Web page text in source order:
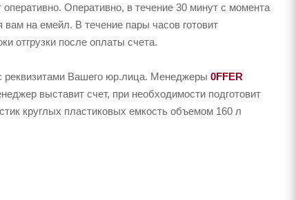
Оперативно, в течение 30 минут с момента
вам на емейл. В течение пары часов готовит
отгрузки после оплаты счета.
реквизитами Вашего юр.лица. Менеджеры 0FFER
выставит счет, при необходимости подготовит
круглых пластиковых емкость объемом 160 л